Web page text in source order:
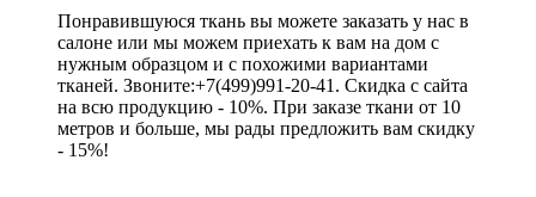
Понравившуюся ткань вы можете заказать у нас в
салоне или мы можем приехать к вам на дом с
нужным образцом и с похожими вариантами
тканей. Звоните:+7(499)991-20-41. Скидка с сайта
на всю продукцию - 10%. При заказе ткани от 10
метров и больше, мы рады предложить вам скидку
- 15%!